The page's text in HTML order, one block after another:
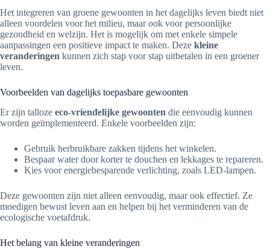
Het integreren van groene gewoonten in het dagelijks leven biedt niet
alleen voordelen voor het milieu, maar ook voor persoonlijke
gezondheid en welzijn. Het is mogelijk om met enkele simpele
aanpassingen een positieve impact te maken. Deze kleine
veranderingen kunnen zich stap voor stap uitbetalen in een groener
leven.
Voorbeelden van dagelijks toepasbare gewoonten
Er zijn talloze eco-vriendelijke gewoonten die eenvoudig kunnen
worden geïmplementeerd. Enkele voorbeelden zijn:
Gebruik herbruikbare zakken tijdens het winkelen.
Bespaar water door korter te douchen en lekkages te repareren.
Kies voor energiebesparende verlichting, zoals LED-lampen.
Deze gewoonten zijn niet alleen eenvoudig, maar ook effectief. Ze
moedigen bewust leven aan en helpen bij het verminderen van de
ecologische voetafdruk.
Het belang van kleine veranderingen